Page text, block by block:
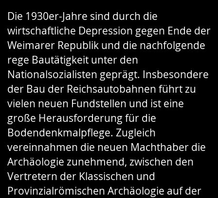
Die 1930er-Jahre sind durch die
wirtschaftliche Depression gegen Ende der
Weimarer Republik und die nachfolgende
rege Bautätigkeit unter den
Nationalsozialisten geprägt. Insbesondere
der Bau der Reichsautobahnen führt zu
vielen neuen Fundstellen und ist eine
große Herausforderung für die
Bodendenkmalpflege. Zugleich
vereinnahmen die neuen Machthaber die
Archäologie zunehmend, zwischen den
Vertretern der Klassischen und
Provinzialrömischen Archäologie auf der
Gebärdensprache
wird
angezeigt.